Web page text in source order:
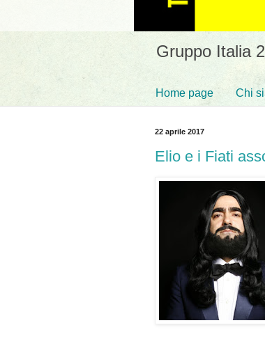
Gruppo Italia
Home page Chi
22 aprile 2017
Elio e i Fiati